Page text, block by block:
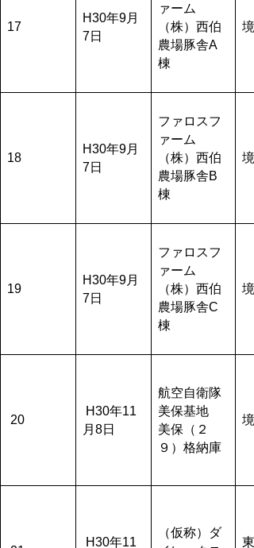
17
H30年9月
7日
ァーム
（株）西伯
農場豚舎A
棟
18
H30年9月
7日
ファロスフ
ァーム
（株）西伯
農場豚舎B
棟
19
H30年9月
7日
ファロスフ
ァーム
（株）西伯
農場豚舎C
棟
20
H30年11
月8日
航空自衛隊
美保基地
美保（２
９）格納庫
H30年11
（仮称）ダ